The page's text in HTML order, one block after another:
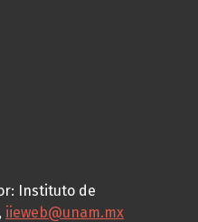
Instituto de
iieweb@unam.mx